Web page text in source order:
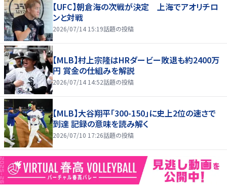
【UFC】朝倉海の次戦が決定 上海でアオリチロ
ンと対戦
2026/07/14 15:19話題の投稿
【MLB】村上宗隆はHRダービー敗退も約2400万
円 賞金の仕組みを解説
2026/07/14 14:52話題の投稿
【MLB】大谷翔平「300-150」に史上2位の速さで
到達 記録の意味を読み解く
2026/07/10 17:26話題の投稿